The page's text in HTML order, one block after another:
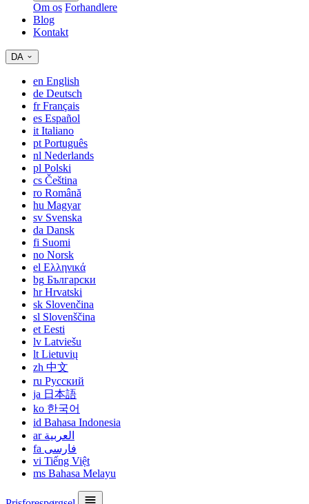
Om os Forhandlere
Blog
Kontakt
DA
en English
de Deutsch
frFrançais
es Español
it Italiano
pt Português
nl Nederlands
pl Polski
cs Čeština
ro Română
hu Magyar
sv Svenska
da Dansk
fi Suomi
no Norsk
el Ελληνικά
bg Български
hrHrvatski
sk Slovenčina
sl Slovenščina
et Eesti
lv Latviešu
lt Lietuvių
zh 中文
ru Русский
ja 日本語
ko 한국어
id Bahasa Indonesia
ar العربية
fa فارسی
vi Tiếng Việt
ms Bahasa Melayu